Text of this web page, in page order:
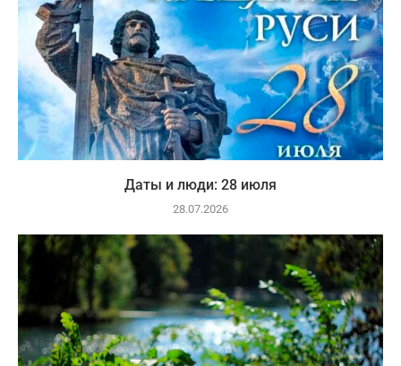
Даты и люди: 28 июля
28.07.2026